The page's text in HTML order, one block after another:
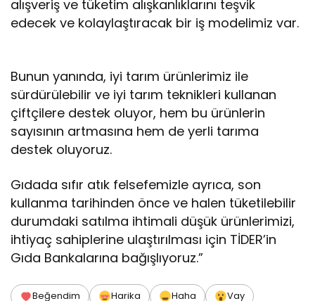
alışveriş ve tüketim alışkanlıklarını teşvik
edecek ve kolaylaştıracak bir iş modelimiz var.
Bunun yanında, iyi tarım ürünlerimiz ile
sürdürülebilir ve iyi tarım teknikleri kullanan
çiftçilere destek oluyor, hem bu ürünlerin
sayısının artmasına hem de yerli tarıma
destek oluyoruz.
Gıdada sıfır atık felsefemizle ayrıca, son
kullanma tarihinden önce ve halen tüketilebilir
durumdaki satılma ihtimali düşük ürünlerimizi,
ihtiyaç sahiplerine ulaştırılması için TİDER’in
Gıda Bankalarına bağışlıyoruz.”
Beğendim Harika Haha
Vay